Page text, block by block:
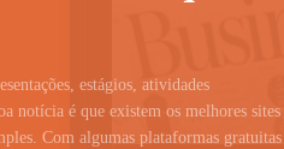
estágios, atividades
notícia é que existem os melhores sites
Com algumas plataformas gratuitas